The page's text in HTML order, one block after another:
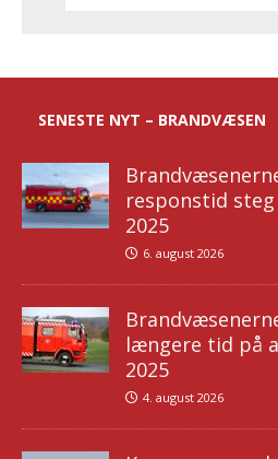
SENESTE NYT – BRANDVÆSEN
responstid
2025
6. august 2026
længere tid på
2025
4. august 2026